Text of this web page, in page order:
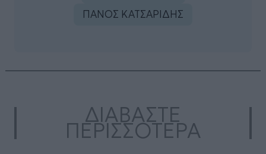
ΠΑΝΟΣ ΚΑΤΣΑΡΙΔΗΣ
ΔΙΑΒΑΣΤΕ
ΠΕΡΙΣΣΟΤΕΡΑ